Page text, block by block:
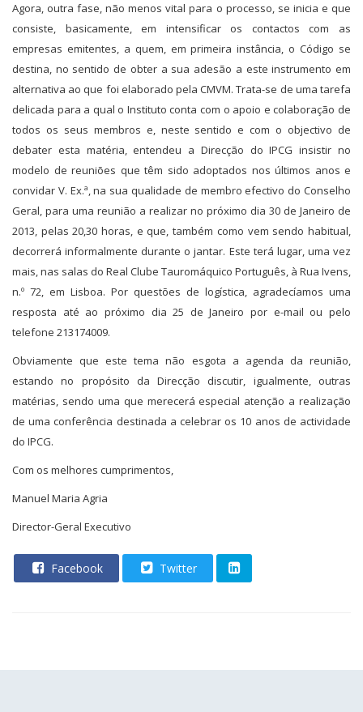
Agora, outra fase, não menos vital para o processo, se inicia e que
consiste, basicamente, em intensificar os contactos com as
empresas emitentes, a quem, em primeira instância, o Código se
destina, no sentido de obter a sua adesão a este instrumento em
alternativa ao que foi elaborado pela CMVM. Trata-se de uma tarefa
delicada para a qual o Instituto conta com o apoio e colaboração de
todos os seus membros e, neste sentido e com o objectivo de
debater esta matéria, entendeu a Direcção do IPCG insistir no
modelo de reuniões que têm sido adoptados nos últimos anos e
convidar V. Ex.ª, na sua qualidade de membro efectivo do Conselho
Geral, para uma reunião a realizar no próximo dia 30 de Janeiro de
2013, pelas 20,30 horas, e que, também como vem sendo habitual,
decorrerá informalmente durante o jantar. Este terá lugar, uma vez
mais, nas salas do Real Clube Tauromáquico Português, à Rua Ivens,
n.º 72, em Lisboa. Por questões de logística, agradecíamos uma
resposta até ao próximo dia 25 de Janeiro por e-mail ou pelo
telefone 213174009.
Obviamente que este tema não esgota a agenda da reunião,
estando no propósito da Direcção discutir, igualmente, outras
matérias, sendo uma que merecerá especial atenção a realização
de uma conferência destinada a celebrar os 10 anos de actividade
do IPCG.
Com os melhores cumprimentos,
Manuel Maria Agria
Director-Geral Executivo
Facebook Twitter